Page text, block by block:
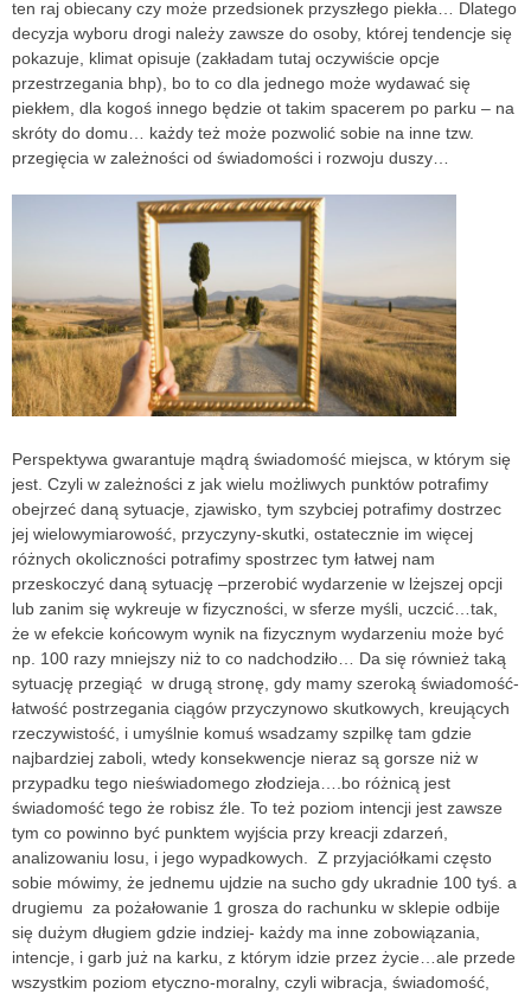
ten raj obiecany czy może przedsionek przyszłego piekła… Dlatego
decyzja wyboru drogi należy zawsze do osoby, której tendencje się
pokazuje, klimat opisuje (zakładam tutaj oczywiście opcje
przestrzegania bhp), bo to co dla jednego może wydawać się
piekłem, dla kogoś innego będzie ot takim spacerem po parku – na
skróty do domu… każdy też może pozwolić sobie na inne tzw.
przegięcia w zależności od świadomości i rozwoju duszy…
Perspektywa gwarantuje mądrą świadomość miejsca, w którym się
jest. Czyli w zależności z jak wielu możliwych punktów potrafimy
obejrzeć daną sytuacje, zjawisko, tym szybciej potrafimy dostrzec
jej wielowymiarowość, przyczyny-skutki, ostatecznie im więcej
różnych okoliczności potrafimy spostrzec tym łatwej nam
przeskoczyć daną sytuację –przerobić wydarzenie w lżejszej opcji
lub zanim się wykreuje w fizyczności, w sferze myśli, uczcić…tak,
że w efekcie końcowym wynik na fizycznym wydarzeniu może być
np. 100 razy mniejszy niż to co nadchodziło… Da się również taką
sytuację przegiąć w drugą stronę, gdy mamy szeroką świadomość-
łatwość postrzegania ciągów przyczynowo skutkowych, kreujących
rzeczywistość, i umyślnie komuś wsadzamy szpilkę tam gdzie
najbardziej zaboli, wtedy konsekwencje nieraz są gorsze niż w
przypadku tego nieświadomego złodzieja….bo różnicą jest
świadomość tego że robisz źle. To też poziom intencji jest zawsze
tym co powinno być punktem wyjścia przy kreacji zdarzeń,
analizowaniu losu, i jego wypadkowych. Z przyjaciółkami często
sobie mówimy, że jednemu ujdzie na sucho gdy ukradnie 100 tyś. a
drugiemu za pożałowanie 1 grosza do rachunku w sklepie odbije
się dużym długiem gdzie indziej- każdy ma inne zobowiązania,
intencje, i garb już na karku, z którym idzie przez życie…ale przede
wszystkim poziom etyczno-moralny, czyli wibracja, świadomość,